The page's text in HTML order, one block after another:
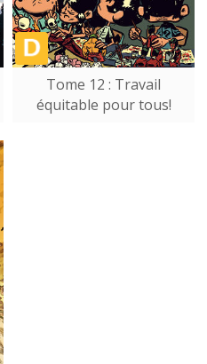
Tome 12 : Travail
équitable pour tous!